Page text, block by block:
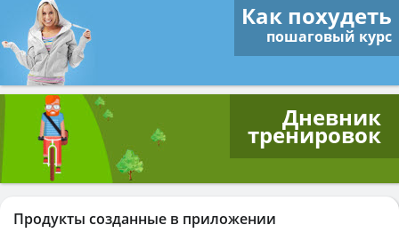
Как похудеть
пошаговый курс
Дневник
тренировок
Продукты созданные в приложении